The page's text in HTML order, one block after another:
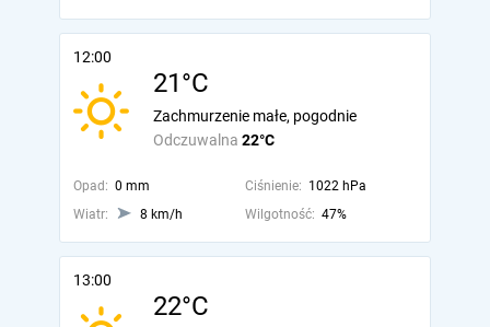
12:00
21°C
Odczuwalna 22°C
Zachmurzenie małe, pogodnie
Opad: 0 mm Ciśnienie: 1022 hPa
Wiatr:
8 km/h Wilgotność: 47%
13:00
22°C